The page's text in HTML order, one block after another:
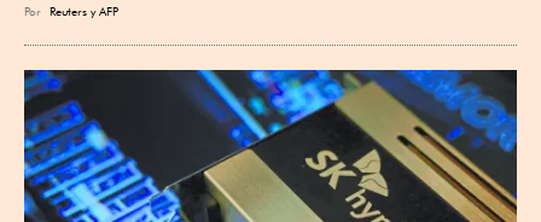
Por Reuters yAFP